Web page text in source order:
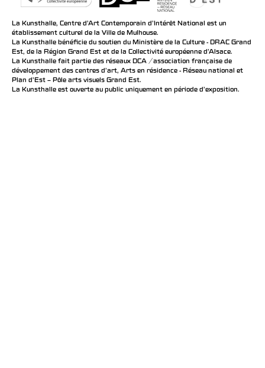
La Kunsthalle, Centre d’Art Contemporain d’Intérêt National est un
établissement culturel de la Ville de Mulhouse.
La Kunsthalle bénéficie du soutien du Ministère de la Culture - DRAC Grand
Est, de la Région Grand Est et de la Collectivité européenne d’Alsace.
La Kunsthalle fait partie des réseaux DCA / association française de
développement des centres d'art, Arts en résidence - Réseau national et
Plan d’Est – Pôle arts visuels Grand Est.
La Kunsthalle est ouverte au public uniquement en période d'exposition.